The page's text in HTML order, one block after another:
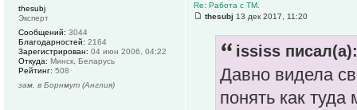
Re: Работа с ТМ.
thesubj 13 дек 2017, 11:20
ississ писал(а):
Давно видела
понять как
thesubj
Эксперт
Сообщений: 3044
Благодарностей: 2164
Зарегистрирован: 04 июн 2006, 04:22
Откуда: Минск, Беларусь
Рейтинг: 508
зам. в Борнмут (Англия)